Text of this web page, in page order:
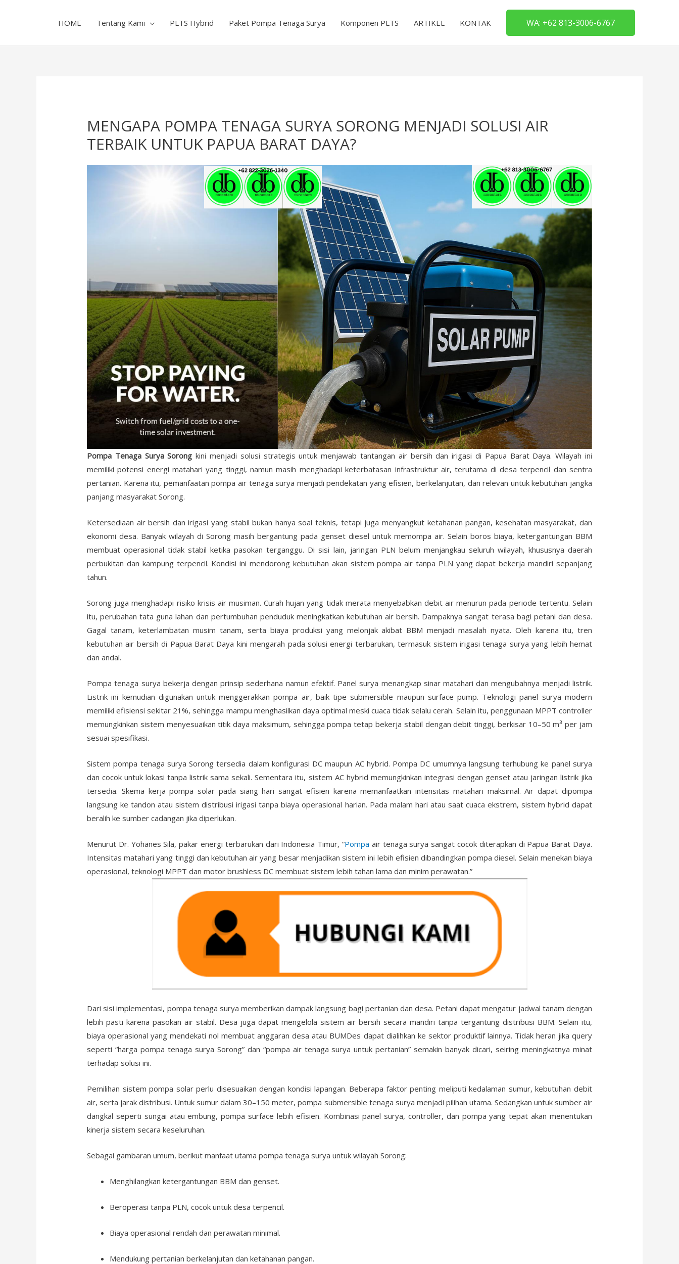
HOME Tentang Kami PLTS Hybrid Paket Pompa Tenaga Surya Komponen PLTS ARTIKEL KONTAK WA: +62 813-3006-6767
MENGAPA POMPA TENAGA SURYA SORONG MENJADI SOLUSI AIR
TERBAIK UNTUK PAPUA BARAT DAYA?
Pompa Tenaga Surya Sorong kini menjadi solusi strategis untuk menjawab tantangan air bersih dan irigasi di Papua Barat Daya. Wilayah ini
memiliki potensi energi matahari yang tinggi, namun masih menghadapi keterbatasan infrastruktur air, terutama di desa terpencil dan sentra
pertanian. Karena itu, pemanfaatan pompa air tenaga surya menjadi pendekatan yang efisien, berkelanjutan, dan relevan untuk kebutuhan jangka
panjang masyarakat Sorong.
Ketersediaan air bersih dan irigasi yang stabil bukan hanya soal teknis, tetapi juga menyangkut ketahanan pangan, kesehatan masyarakat, dan
ekonomi desa. Banyak wilayah di Sorong masih bergantung pada genset diesel untuk memompa air. Selain boros biaya, ketergantungan BBM
membuat operasional tidak stabil ketika pasokan terganggu. Di sisi lain, jaringan PLN belum menjangkau seluruh wilayah, khususnya daerah
perbukitan dan kampung terpencil. Kondisi ini mendorong kebutuhan akan sistem pompa air tanpa PLN yang dapat bekerja mandiri sepanjang
tahun.
Sorong juga menghadapi risiko krisis air musiman. Curah hujan yang tidak merata menyebabkan debit air menurun pada periode tertentu. Selain
itu, perubahan tata guna lahan dan pertumbuhan penduduk meningkatkan kebutuhan air bersih. Dampaknya sangat terasa bagi petani dan desa.
Gagal tanam, keterlambatan musim tanam, serta biaya produksi yang melonjak akibat BBM menjadi masalah nyata. Oleh karena itu, tren
kebutuhan air bersih di Papua Barat Daya kini mengarah pada solusi energi terbarukan, termasuk sistem irigasi tenaga surya yang lebih hemat
dan andal.
Pompa tenaga surya bekerja dengan prinsip sederhana namun efektif. Panel surya menangkap sinar matahari dan mengubahnya menjadi listrik.
Listrik ini kemudian digunakan untuk menggerakkan pompa air, baik tipe submersible maupun surface pump. Teknologi panel surya modern
memiliki efisiensi sekitar 21%, sehingga mampu menghasilkan daya optimal meski cuaca tidak selalu cerah. Selain itu, penggunaan MPPT controller
memungkinkan sistem menyesuaikan titik daya maksimum, sehingga pompa tetap bekerja stabil dengan debit tinggi, berkisar 10–50 m³ per jam
sesuai spesifikasi.
Sistem pompa tenaga surya Sorong tersedia dalam konfigurasi DC maupun AC hybrid. Pompa DC umumnya langsung terhubung ke panel surya
dan cocok untuk lokasi tanpa listrik sama sekali. Sementara itu, sistem AC hybrid memungkinkan integrasi dengan genset atau jaringan listrik jika
tersedia. Skema kerja pompa solar pada siang hari sangat efisien karena memanfaatkan intensitas matahari maksimal. Air dapat dipompa
langsung ke tandon atau sistem distribusi irigasi tanpa biaya operasional harian. Pada malam hari atau saat cuaca ekstrem, sistem hybrid dapat
beralih ke sumber cadangan jika diperlukan.
Menurut Dr. Yohanes Sila, pakar energi terbarukan dari Indonesia Timur, “Pompa air tenaga surya sangat cocok diterapkan di Papua Barat Daya.
Intensitas matahari yang tinggi dan kebutuhan air yang besar menjadikan sistem ini lebih efisien dibandingkan pompa diesel. Selain menekan biaya
operasional, teknologi MPPT dan motor brushless DC membuat sistem lebih tahan lama dan minim perawatan.”
Dari sisi implementasi, pompa tenaga surya memberikan dampak langsung bagi pertanian dan desa. Petani dapat mengatur jadwal tanam dengan
lebih pasti karena pasokan air stabil. Desa juga dapat mengelola sistem air bersih secara mandiri tanpa tergantung distribusi BBM. Selain itu,
biaya operasional yang mendekati nol membuat anggaran desa atau BUMDes dapat dialihkan ke sektor produktif lainnya. Tidak heran jika query
seperti “harga pompa tenaga surya Sorong” dan “pompa air tenaga surya untuk pertanian” semakin banyak dicari, seiring meningkatnya minat
terhadap solusi ini.
Pemilihan sistem pompa solar perlu disesuaikan dengan kondisi lapangan. Beberapa faktor penting meliputi kedalaman sumur, kebutuhan debit
air, serta jarak distribusi. Untuk sumur dalam 30–150 meter, pompa submersible tenaga surya menjadi pilihan utama. Sedangkan untuk sumber air
dangkal seperti sungai atau embung, pompa surface lebih efisien. Kombinasi panel surya, controller, dan pompa yang tepat akan menentukan
kinerja sistem secara keseluruhan.
Sebagai gambaran umum, berikut manfaat utama pompa tenaga surya untuk wilayah Sorong:
Menghilangkan ketergantungan BBM dan genset.
Beroperasi tanpa PLN, cocok untuk desa terpencil.
Biaya operasional rendah dan perawatan minimal.
Mendukung pertanian berkelanjutan dan ketahanan pangan.